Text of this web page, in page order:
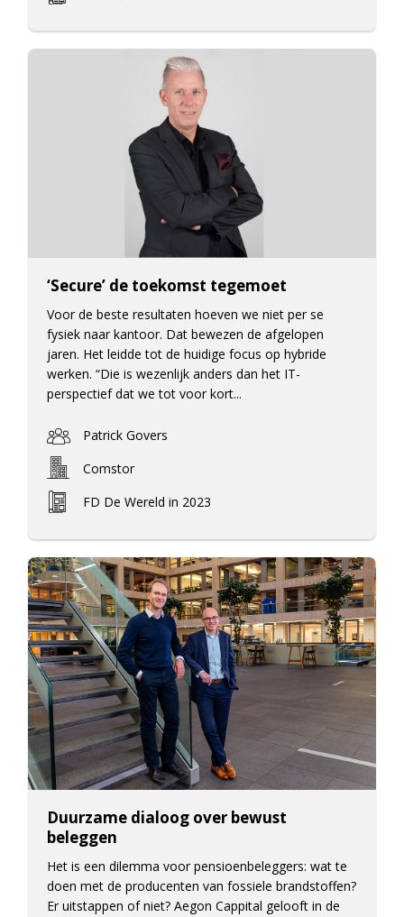
‘Secure’ de toekomst tegemoet
Voor de beste resultaten hoeven we niet per se
fysiek naar kantoor. Dat bewezen de afgelopen
jaren. Het leidde tot de huidige focus op hybride
werken. “Die is wezenlijk anders dan het IT-
perspectief dat we tot voor kort...
Patrick Govers
Comstor
FD De Wereld in 2023
Duurzame dialoog over bewust
beleggen
Het is een dilemma voor pensioenbeleggers: wat te
doen met de producenten van fossiele brandstoffen?
Er uitstappen of niet? Aegon Cappital gelooft in de